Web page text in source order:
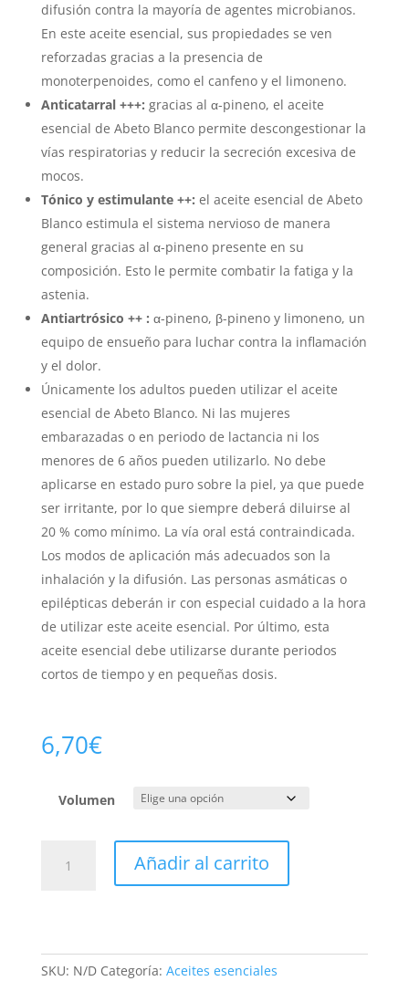
difusión contra la mayoría de agentes microbianos.
En este aceite esencial, sus propiedades se ven
reforzadas gracias a la presencia de
monoterpenoides, como el canfeno y el limoneno.
Anticatarral +++: gracias al α-pineno, el aceite
esencial de Abeto Blanco permite descongestionar la
vías respiratorias y reducir la secreción excesiva de
mocos.
Tónico y estimulante ++: el aceite esencial de Abeto
Blanco estimula el sistema nervioso de manera
general gracias al α-pineno presente en su
composición. Esto le permite combatir la fatiga y la
astenia.
Antiartrósico ++ : α-pineno, β-pineno y limoneno, un
equipo de ensueño para luchar contra la inflamación
y el dolor.
Únicamente los adultos pueden utilizar el aceite
esencial de Abeto Blanco. Ni las mujeres
embarazadas o en periodo de lactancia ni los
menores de 6 años pueden utilizarlo. No debe
aplicarse en estado puro sobre la piel, ya que puede
ser irritante, por lo que siempre deberá diluirse al
20 % como mínimo. La vía oral está contraindicada.
Los modos de aplicación más adecuados son la
inhalación y la difusión. Las personas asmáticas o
epilépticas deberán ir con especial cuidado a la hora
de utilizar este aceite esencial. Por último, esta
aceite esencial debe utilizarse durante periodos
cortos de tiempo y en pequeñas dosis.
6,70€
Volumen
blanco
Añadir al carrito
SKU: N/D Categoría: Aceites esenciales